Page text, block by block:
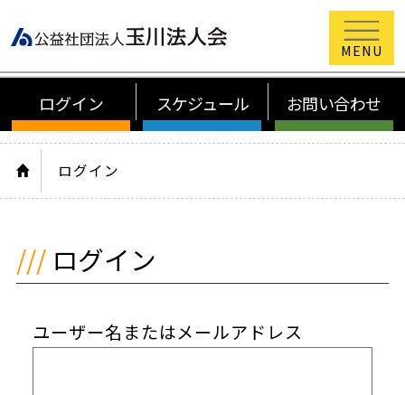
公益社団
ログイン スケジュール お問い合わせ
HOMEログイン
ログイン
ユーザー名またはメールアドレス